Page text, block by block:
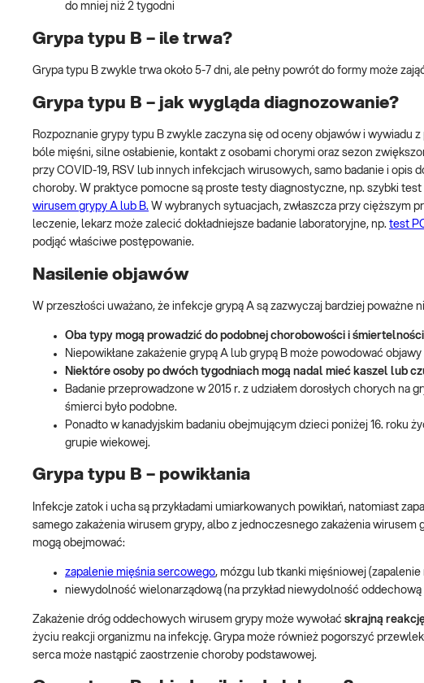
do mniej niż 2 tygodni
Grypa typu B – ile trwa?
Grypa typu B zwykle trwa około 5-7 dni, ale pełny powrót do formy może
Grypa typu B – jak wygląda diagnozowanie?
Rozpoznanie grypy typu B zwykle zaczyna się od oceny objawów i wywiadu
bóle mięśni, silne osłabienie, kontakt z osobami chorymi oraz sezon
przy COVID-19, RSV lub innych infekcjach wirusowych, samo badanie i
choroby. W praktyce pomocne są proste testy diagnostyczne, np. szybki
wirusem grypy A lub B. W wybranych sytuacjach, zwłaszcza przy cięższym
leczenie, lekarz może zalecić dokładniejsze badanie laboratoryjne, np. test
podjąć właściwe postępowanie.
Nasilenie objawów
W przeszłości uważano, że infekcje grypą A są zazwyczaj bardziej poważne
Oba typy mogą prowadzić do podobnej chorobowości i śmiertelności
Niepowikłane zakażenie grypą A lub grypą B może powodować
Niektóre osoby po dwóch tygodniach mogą nadal mieć kaszel lub
Badanie przeprowadzone w 2015 r. z udziałem dorosłych chorych na
śmierci było podobne.
Ponadto w kanadyjskim badaniu obejmującym dzieci poniżej 16. roku
grupie wiekowej.
Grypa typu B – powikłania
Infekcje zatok i ucha są przykładami umiarkowanych powikłań, natomiast
samego zakażenia wirusem grypy, albo z jednoczesnego zakażenia
mogą obejmować:
zapalenie mięśnia sercowego, mózgu lub tkanki mięśniowej (zapalenie
niewydolność wielonarządową (na przykład niewydolność oddechową
Zakażenie dróg oddechowych wirusem grypy może wywołać skrajną
życiu reakcji organizmu na infekcję. Grypa może również pogorszyć
serca może nastąpić zaostrzenie choroby podstawowej.